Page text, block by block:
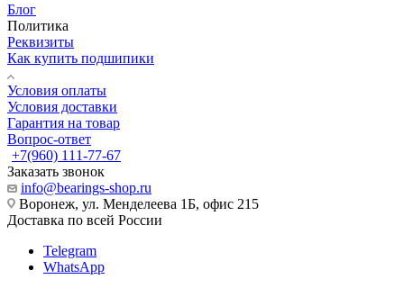
Блог
Политика
Реквизиты
Как купить подшипики
Условия оплаты
Условия доставки
Гарантия на товар
Вопрос-ответ
+7(960) 111-77-67
Заказать звонок
info@bearings-shop.ru
Воронеж, ул. Менделеева 1Б, офис 215
Доставка по всей России
Telegram
WhatsApp